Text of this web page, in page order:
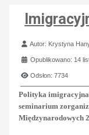
Szczegóły
Autor: Krystyna
Opublikowano: 14
Odsłon: 7734
Polityka
seminarium
Międzynarodowych